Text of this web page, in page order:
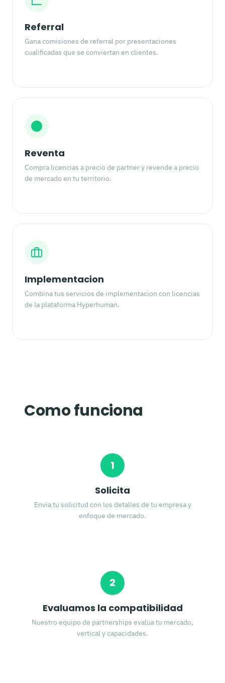
Referral
Gana comisiones de referral por presentaciones
cualificadas que se conviertan en clientes.
Reventa
Compra licencias a precio de partner y revende a precio
de mercado en tu territorio.
Implementacion
Combina tus servicios de implementacion con licencias
de la plataforma Hyperhuman.
Como funciona
1
Solicita
Envia tu solicitud con los detalles de tu empresa y
enfoque de mercado.
2
Evaluamos la compatibilidad
Nuestro equipo de partnerships evalua tu mercado,
vertical y capacidades.